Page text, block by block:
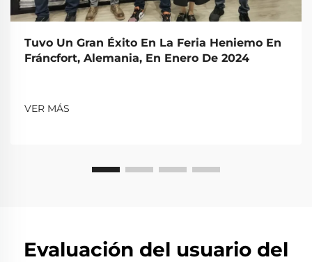
Tuvo Un Gran Éxito En La Feria Heniemo En
Fráncfort, Alemania, En Enero De 2024
VER MÁS
Evaluación del usuario del